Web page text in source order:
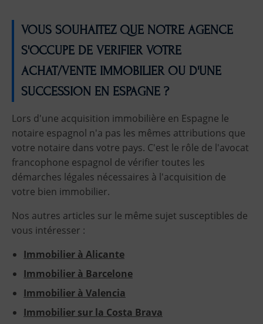
VOUS SOUHAITEZ QUE NOTRE AGENCE
S'OCCUPE DE VERIFIER VOTRE
ACHAT/VENTE IMMOBILIER OU D'UNE
SUCCESSION EN ESPAGNE ?
Lors d'une acquisition immobilière en Espagne le
notaire espagnol n'a pas les mêmes attributions que
votre notaire dans votre pays. C'est le rôle de l'avocat
francophone espagnol de vérifier toutes les
démarches légales nécessaires à l'acquisition de
votre bien immobilier.
Nos autres articles sur le même sujet susceptibles de
vous intéresser :
Immobilier à Alicante
Immobilier à Barcelone
Immobilier à Valencia
Immobilier sur la Costa Brava